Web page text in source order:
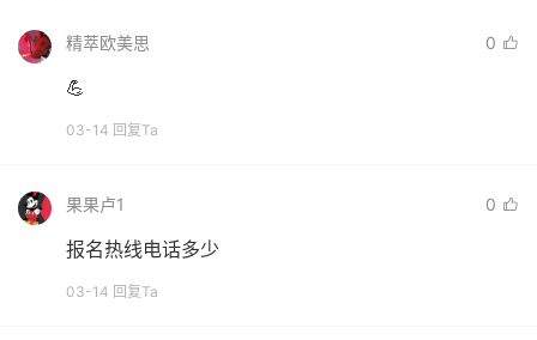
精萃欧美思 0
💪
03-14 回复Ta
果果卢1 0
报名热线电话多少
03-14 回复Ta